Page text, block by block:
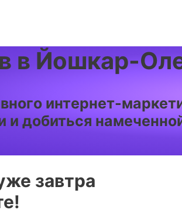
в Йошкар-
интернет-
и добиться
завтра